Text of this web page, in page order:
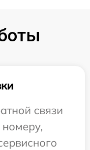
связи